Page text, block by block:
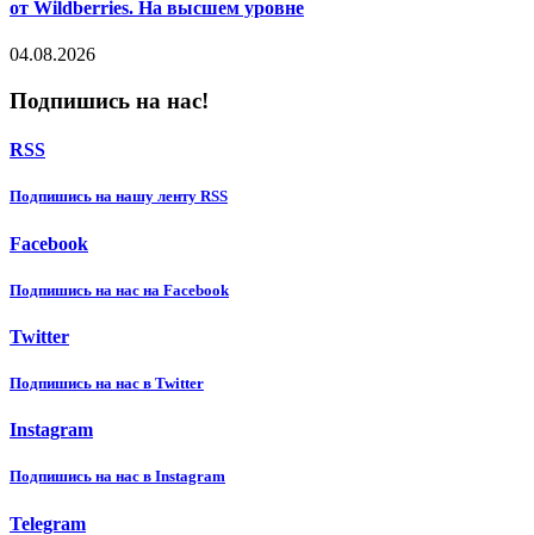
от Wildberries. На высшем уровне
04.08.2026
Подпишись на нас!
RSS
Подпишиcь на нашу ленту RSS
Facebook
Подпишиcь на нас на Facebook
Twitter
Подпишиcь на нас в Twitter
Instagram
Подпишиcь на нас в Instagram
Telegram